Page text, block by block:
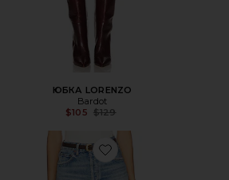
ЮБКА LORENZO
Bardot
$105 Previous price:
$129
Favorite ВЫСОКИЙ ПОДЪЕМ